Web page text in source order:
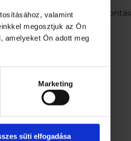
valamint
megosztjuk az Ön
amelyeket Ön adott meg
Marketing
süti elfogadása
tárolandó! Kérjük, felbontás